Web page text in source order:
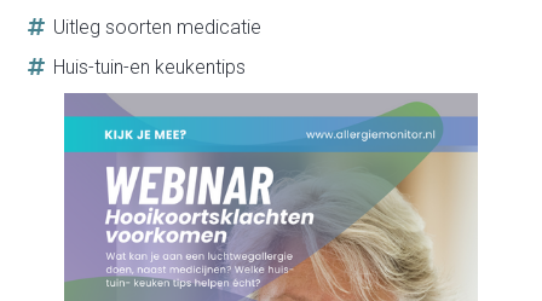
Uitleg soorten medicatie
Huis-tuin-en keukentips